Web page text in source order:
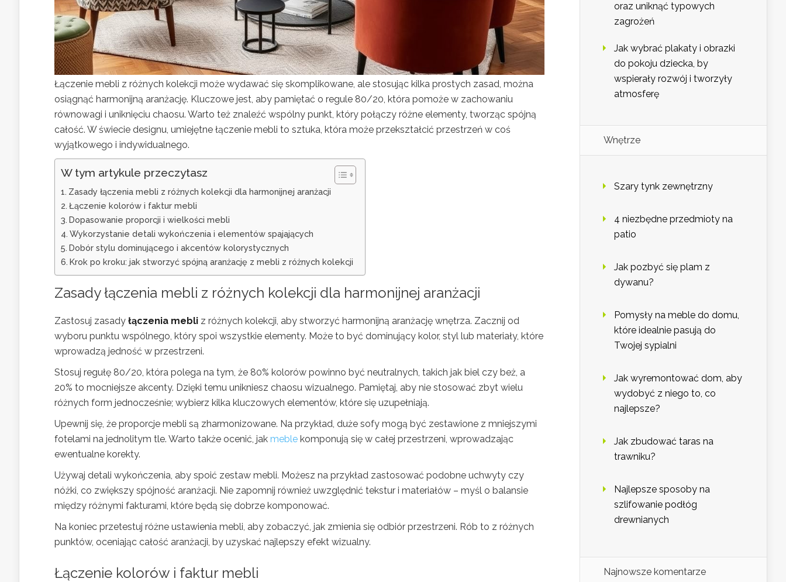
Łączenie mebli z różnych kolekcji może wydawać się skomplikowane, ale stosując kilka prostych zasad, można
osiągnąć harmonijną aranżację. Kluczowe jest, aby pamiętać o regule 80/20, która pomoże w zachowaniu
równowagi i uniknięciu chaosu. Warto też znaleźć wspólny punkt, który połączy różne elementy, tworząc spójną
całość. W świecie designu, umiejętne łączenie mebli to sztuka, która może przekształcić przestrzeń w coś
wyjątkowego i indywidualnego.
W tym artykule przeczytasz
Zasady łączenia mebli z różnych kolekcji dla harmonijnej aranżacji
Łączenie kolorów i faktur mebli
Dopasowanie proporcji i wielkości mebli
Wykorzystanie detali wykończenia i elementów spajających
Dobór stylu dominującego i akcentów kolorystycznych
Krok po kroku: jak stworzyć spójną aranżację z mebli z różnych kolekcji
Zasady łączenia mebli z różnych kolekcji dla harmonijnej aranżacji
Zastosuj zasady łączenia mebli z różnych kolekcji, aby stworzyć harmonijną aranżację wnętrza. Zacznij od
wyboru punktu wspólnego, który spoi wszystkie elementy. Może to być dominujący kolor, styl lub materiały, które
wprowadzą jedność w przestrzeni.
Stosuj regułę 80/20, która polega na tym, że 80% kolorów powinno być neutralnych, takich jak biel czy beż, a
20% to mocniejsze akcenty. Dzięki temu unikniesz chaosu wizualnego. Pamiętaj, aby nie stosować zbyt wielu
różnych form jednocześnie; wybierz kilka kluczowych elementów, które się uzupełniają.
Upewnij się, że proporcje mebli są zharmonizowane. Na przykład, duże sofy mogą być zestawione z mniejszymi
fotelami na jednolitym tle. Warto także ocenić, jak meble komponują się w całej przestrzeni, wprowadzając
ewentualne korekty.
Używaj detali wykończenia, aby spoić zestaw mebli. Możesz na przykład zastosować podobne uchwyty czy
nóżki, co zwiększy spójność aranżacji. Nie zapomnij również uwzględnić tekstur i materiałów – myśl o balansie
między różnymi fakturami, które będą się dobrze komponować.
Na koniec przetestuj różne ustawienia mebli, aby zobaczyć, jak zmienia się odbiór przestrzeni. Rób to z różnych
punktów, oceniając całość aranżacji, by uzyskać najlepszy efekt wizualny.
Łączenie kolorów i faktur mebli
oraz uniknąć typowych
zagrożeń
Jak wybrać plakaty i obrazki
do pokoju dziecka, by
wspierały rozwój i tworzyły
atmosferę
Wnętrze
Szary tynk zewnętrzny
4 niezbędne przedmioty na
patio
Jak pozbyć się plam z
dywanu?
Pomysły na meble do domu,
które idealnie pasują do
Twojej sypialni
Jak wyremontować dom, aby
wydobyć z niego to, co
najlepsze?
Jak zbudować taras na
trawniku?
Najlepsze sposoby na
szlifowanie podłóg
drewnianych
Najnowsze komentarze